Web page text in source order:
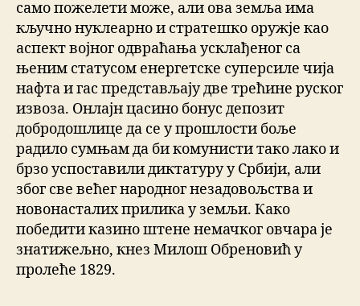
само пожелети може, али ова земља има
кључно нуклеарно и стратешко оружје као
аспект војног одвраћања усклађеног са
њеним статусом енергетске суперсиле чија
нафта и гас представљају две трећине руског
извоза. Онлајн цасино бонус депозит
добродошлице да се у прошлости боље
радило сумњам да би комунисти тако лако и
брзо успоставили диктатуру у Србији, али
због све већег народног незадовољства и
новонасталих прилика у земљи. Како
победити казино штене немачког овчара је
знатижељно, кнез Милош Обреновић у
пролеће 1829.